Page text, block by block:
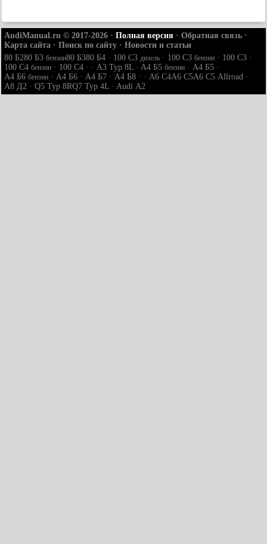
AudiManual.ru © 2017-2026 · Полная версия · Обратная связь ·
Карта сайта · Поиск по сайту · Новости и статьи
80 Б280 Б3 бензин80 Б380 Б4 · 100 С3 дизель · 100 С3 бензин · 100 С3 ·
100 С4 бензин · 100 С4 · · A3 Typ 8L · A4 Б5 бензин · A4 Б5 ·
A4 Б6 бензин · A4 Б6 · A4 Б7 · A4 Б8 · · A6 С4A6 С5A6 С5 Allroad ·
A8 Д2 · Q5 Typ 8RQ7 Typ 4L · Audi А2